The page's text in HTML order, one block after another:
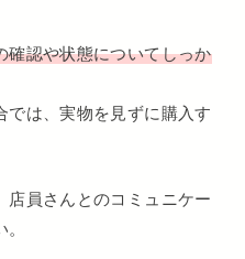
確認や状態についてしっか
では、実物を見ずに購入す
員さんとのコミュニケー